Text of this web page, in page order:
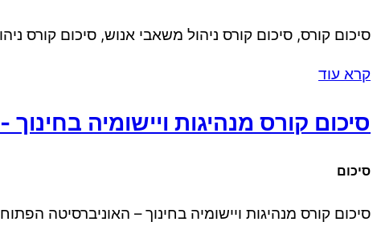
סיכום קורס, סיכום קורס ניהול משאבי אנוש, סיכום קורס
קרא עוד
סיכום קורס מנהיגות ויישומיה
סיכום
סיכום קורס מנהיגות ויישומיה בחינוך – האוניברסיטה